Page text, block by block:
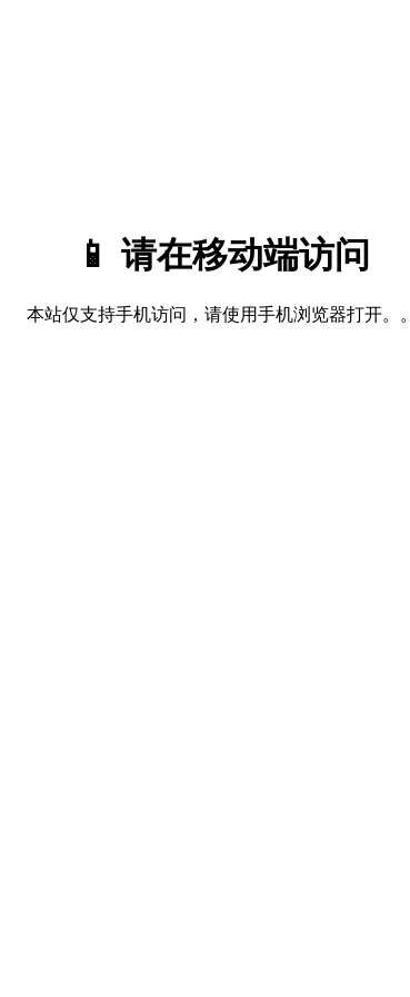
📱 请在移动端访问
本站仅支持手机访问，请使用手机浏览器打开。。